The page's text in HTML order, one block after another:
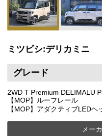
ミツビシ:デリカミニ
グレード
2WD T Premium DELIMALU
【MOP】ルーフレール
【MOP】アダクティブLEDヘ
メー